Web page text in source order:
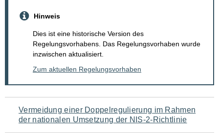
Hinweis
Dies ist eine historische Version des
Regelungsvorhabens. Das Regelungsvorhaben wurde
inzwischen aktualisiert.
Zum aktuellen Regelungsvorhaben
Navigation
für
Vermeidung einer Doppelregulierung im Rahmen
der nationalen Umsetzung der NIS-2-Richtlinie